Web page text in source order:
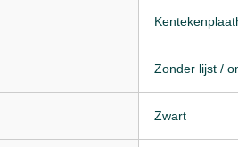
Zonder lijst /
Zwart